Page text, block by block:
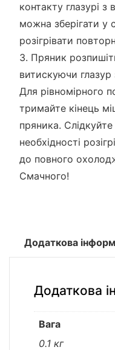
контакту глазурі
можна зберігати у
розігрівати
3. Пряник
витискуючи
Для рівномірного
тримайте кінець
пряника.
необхідності
до повного
Смачного!
Додаткова
Додаткова
Вага
0.1 кг